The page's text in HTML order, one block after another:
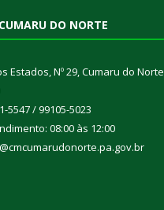
DO NORTE
Estados, Nº 29, Cumaru do Norte
5547 / 99105-5023
08:00 às 12:00